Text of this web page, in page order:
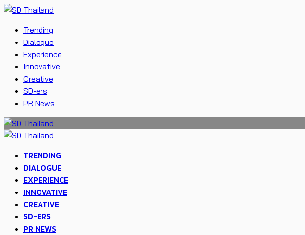
Trending
Dialogue
Experience
Innovative
Creative
SD-ers
PR News
TRENDING
DIALOGUE
EXPERIENCE
INNOVATIVE
CREATIVE
SD-ERS
PR NEWS